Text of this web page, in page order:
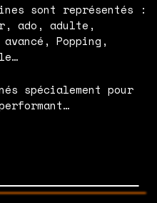
sont représentés :
ado, adulte,
Popping,
spécialement pour